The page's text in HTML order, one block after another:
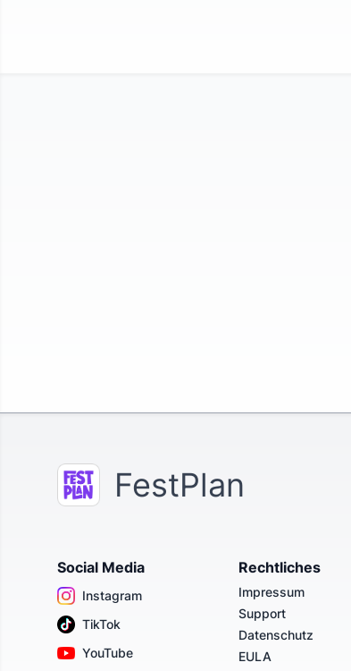
FestPlan
Social Media
Instagram
TikTok
YouTube
Rechtliches
Impressum
Support
Datenschutz
EULA